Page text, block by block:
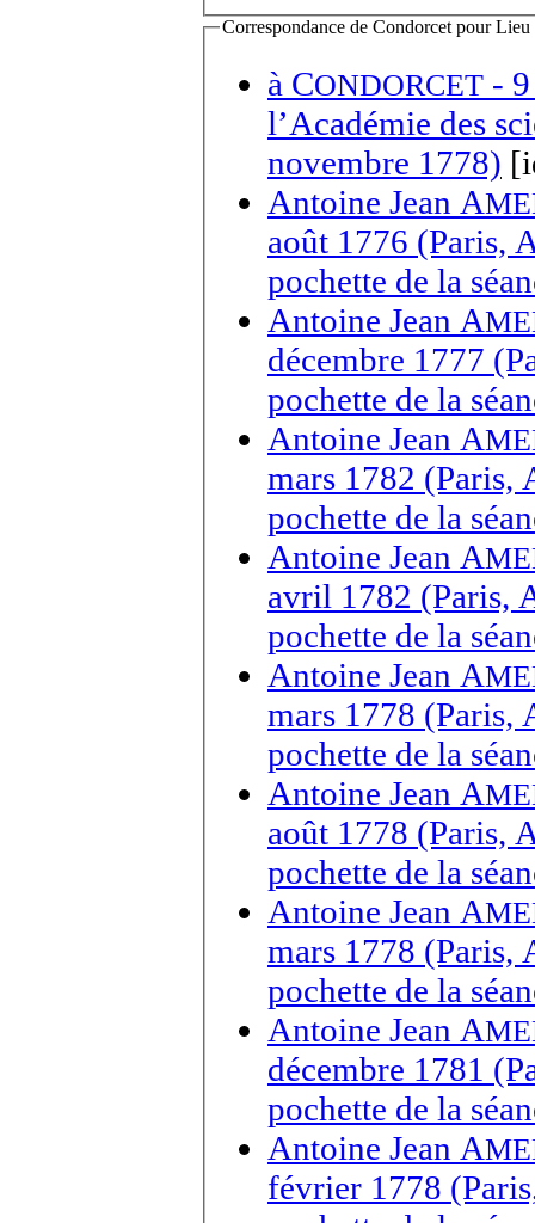
Correspondance de Condorcet pour
à CONDORCET -
l’Académie des
novembre 1778)
Antoine Jean A
août 1776 (Paris,
pochette de la
Antoine Jean A
décembre 1777
pochette de la
Antoine Jean A
mars 1782 (Paris,
pochette de la
Antoine Jean A
avril 1782 (Paris,
pochette de la
Antoine Jean A
mars 1778 (Paris,
pochette de la
Antoine Jean A
août 1778 (Paris,
pochette de la
Antoine Jean A
mars 1778 (Paris,
pochette de la
Antoine Jean A
décembre 1781
pochette de la
Antoine Jean A
février 1778